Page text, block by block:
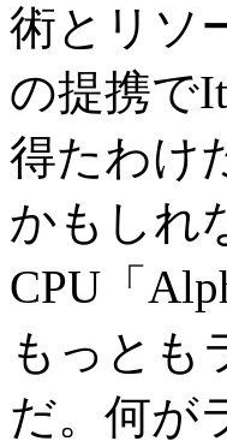
術とリソ
の提携で
得たわけ
かもしれ
CPU「
もっとも
だ。何が